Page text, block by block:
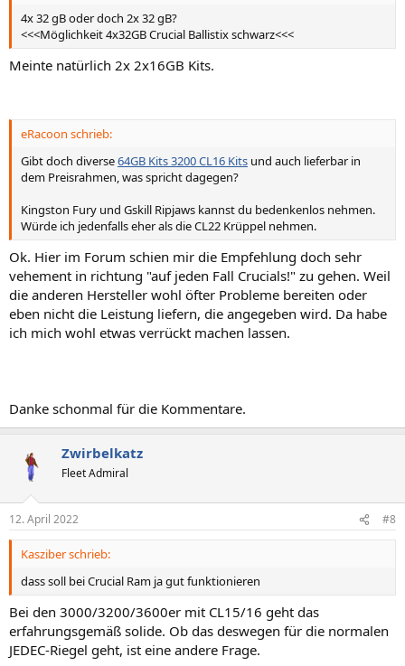
4x 32 gB oder doch 2x 32 gB?
<<<Möglichkeit 4x32GB Crucial Ballistix schwarz<<<
Meinte natürlich 2x 2x16GB Kits.
eRacoon schrieb:
Gibt doch diverse64GB Kits 3200 CL16 Kits und auch lieferbar in
dem Preisrahmen, was spricht dagegen?
Kingston Fury und Gskill Ripjaws kannst du bedenkenlos nehmen.
Würde ich jedenfalls eher als die CL22 Krüppel nehmen.
Ok. Hier im Forum schien mir die Empfehlung doch sehr
vehement in richtung "auf jeden Fall Crucials!" zu gehen. Weil
die anderen Hersteller wohl öfter Probleme bereiten oder
eben nicht die Leistung liefern, die angegeben wird. Da habe
ich mich wohl etwas verrückt machen lassen.
Danke schonmal für die Kommentare.
Zwirbelkatz
Fleet Admiral
12. April 2022 #8
Kasziber schrieb:
dass soll bei Crucial Ram ja gut funktionieren
Bei den 3000/3200/3600er mit CL15/16 geht das
erfahrungsgemäß solide. Ob das deswegen für die normalen
JEDEC-Riegel geht, ist eine andere Frage.